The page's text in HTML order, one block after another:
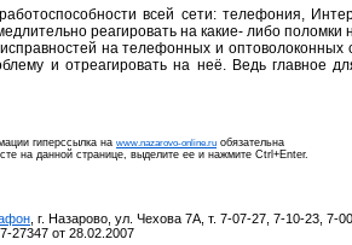
всей сети: телефония,
реагировать на какие- либо поломки
на телефонных и
и отреагировать на неё. Ведь главное
гиперссылка на www.nazarovo-online.ru обязательна
на данной странице, выделите ее и нажмите Ctrl+Enter.
, г. Назарово, ул. Чехова 7А, т. 7-07-27, 7-10-23, 7-
27347 от 28.02.2007